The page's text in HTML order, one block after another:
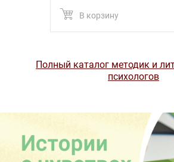
В корзину
Полный каталог методик и
психологов